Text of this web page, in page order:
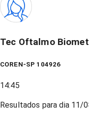
Tec Oftalmo
COREN-SP 104926
14:45
Resultados para dia 11/